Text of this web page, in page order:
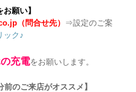
願い】
（問合せ先）
⇒設定のご案
ック♪
充電をお願いします。
前のご来店がオススメ】